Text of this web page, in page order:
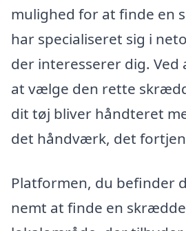
mulighed for at finde en
har specialiseret sig i
der interesserer dig.
at vælge den rette
dit tøj bliver håndteret
det håndværk, det
Platformen, du befinder
nemt at finde en